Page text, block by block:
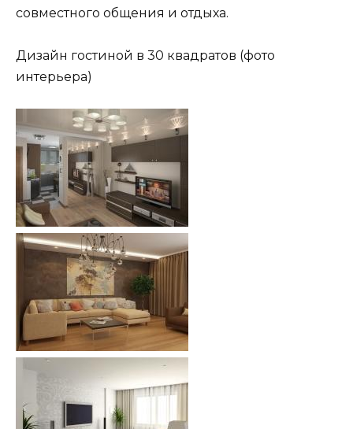
совместного общения и отдыха.
Дизайн гостиной в 30 квадратов (фото
интерьера)